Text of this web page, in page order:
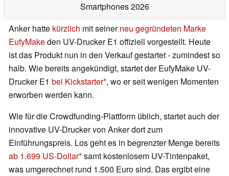
Smartphones 2026
Anker hatte kürzlich mit seinerneu gegründeten Marke
EufyMakeden UV-Drucker E1 offiziell vorgestellt. Heute
ist das Produkt nun in den Verkauf gestartet - zumindest so
halb. Wie bereits angekündigt, startet der EufyMake UV-
Drucker E1 bei Kickstarter , wo er seit wenigen Momenten
erworben werden kann.
Wie für die Crowdfunding-Plattform üblich, startet auch der
innovative UV-Drucker von Anker dort zum
Einführungspreis. Los geht es in begrenzter Menge bereits
ab 1.699 US-Dollar samt kostenlosem UV-Tintenpaket,
was umgerechnet rund 1.500 Euro sind. Das ergibt eine